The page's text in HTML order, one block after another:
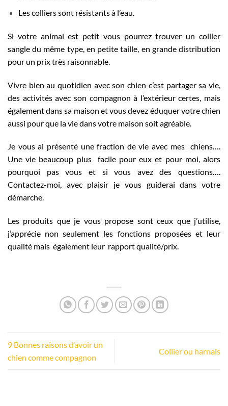
Les colliers sont résistants à l’eau.
Si votre animal est petit vous pourrez trouver un collier
sangle du même type, en petite taille, en grande distribution
pour un prix très raisonnable.
Vivre bien au quotidien avec son chien c’est partager sa vie,
des activités avec son compagnon à l’extérieur certes, mais
également dans sa maison et vous devez éduquer votre chien
aussi pour que la vie dans votre maison soit agréable.
Je vous ai présenté une fraction de vie avec mes chiens….
Une vie beaucoup plus facile pour eux et pour moi, alors
pourquoi pas vous et si vous avez des questions….
Contactez-moi, avec plaisir je vous guiderai dans votre
démarche.
Les produits que je vous propose sont ceux que j’utilise,
j’apprécie non seulement les fonctions proposées et leur
qualité mais également leur rapport qualité/prix.
9 Bonnes raisons d’avoir un
chien comme compagnon
Collier ou harnais